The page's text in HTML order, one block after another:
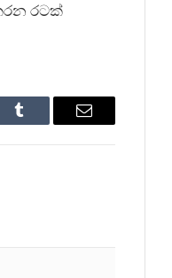
රටක්
Tumblr Email